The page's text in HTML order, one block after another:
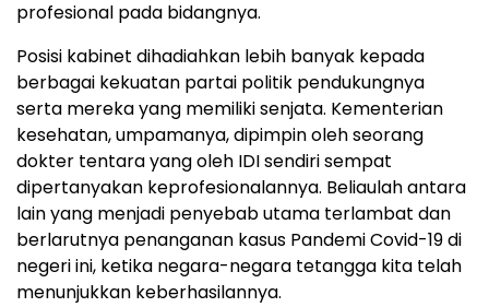
profesional pada bidangnya.
Posisi kabinet dihadiahkan lebih banyak kepada
berbagai kekuatan partai politik pendukungnya
serta mereka yang memiliki senjata. Kementerian
kesehatan, umpamanya, dipimpin oleh seorang
dokter tentara yang oleh IDI sendiri sempat
dipertanyakan keprofesionalannya. Beliaulah antara
lain yang menjadi penyebab utama terlambat dan
berlarutnya penanganan kasus Pandemi Covid-19 di
negeri ini, ketika negara-negara tetangga kita telah
menunjukkan keberhasilannya.